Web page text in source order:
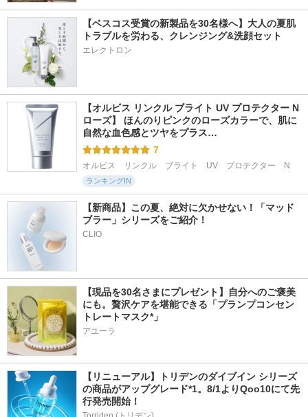
【ベスコス受賞の新製品を30名様へ】大人の夏肌
トラブルを労わる、クレンジング&洗顔セット
エレクトロン
【オルビス リンクル ブライト UV プロテクター N
ローズ】 ほんのりピンクのローズカラーで、肌に
自然な血色感とツヤをプラス…
7
オルビス　リンクル　ブライト　UV　プロテクター　N
ランキングIN
【新商品】この夏、絶対に欠かせない！「マッド
ブラー」シリーズをご紹介！
CLIO
【現品を30名さまにプレゼント】自分へのご褒美
にも。贅沢ケアを堪能できる「プランプコンセン
トレートマスク*」
アユーラ
【リニューアル】トリデンのダイブイン シリーズ
の商品がアップグレード*1。8/1よりQoo10にて先
行発売開始！